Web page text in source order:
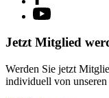
Jetzt Mitglied
Werden Sie jetzt
individuell von unseren